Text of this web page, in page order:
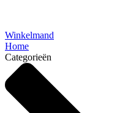
Winkelmand
Home
Categorieën